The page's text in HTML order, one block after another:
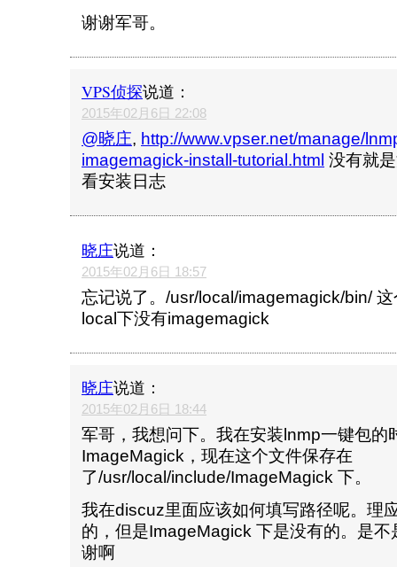
谢谢军哥。
VPS侦探说道：
2015年02月6日 22:08
@晓庄, http://www.vpser.net/manage/
imagemagick-install-tutorial.html 没有就
看安装日志
晓庄说道：
2015年02月6日 18:57
忘记说了。/usr/local/imagemagick/bin/
local下没有imagemagick
晓庄说道：
2015年02月6日 18:44
军哥，我想问下。我在安装lnmp一键包的
ImageMagick，现在这个文件保存在
了/usr/local/include/ImageMagick 下。
我在discuz里面应该如何填写路径呢。理
的，但是ImageMagick 下是没有的。是不
谢啊